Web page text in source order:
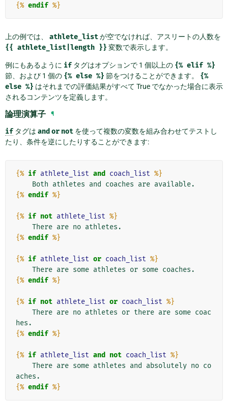
{% endif %}
上の例では、 athlete_listが空でなければ、アスリートの人数を
{{ athlete_list|length }} 変数で表示します。
例にもあるように if タグはオプションで 1 個以上の {% elif %}
節、および 1 個の {% else %} 節をつけることができます。 {%
else %} はそれまでの評価結果がすべて True でなかった場合に表示
されるコンテンツを定義します。
論理演算子 ¶
if タグは and or not を使って複数の変数を組み合わせてテストし
たり、条件を逆にしたりすることができます:
{% if athlete_list and coach_list %}
{% endif %}
{% if not athlete_list %}
{% endif %}
{% if athlete_list or coach_list %}
{% endif %}
{% if not athlete_list or coach_list %}
{% endif %}
{% if athlete_list and not coach_list %}
{% endif %}